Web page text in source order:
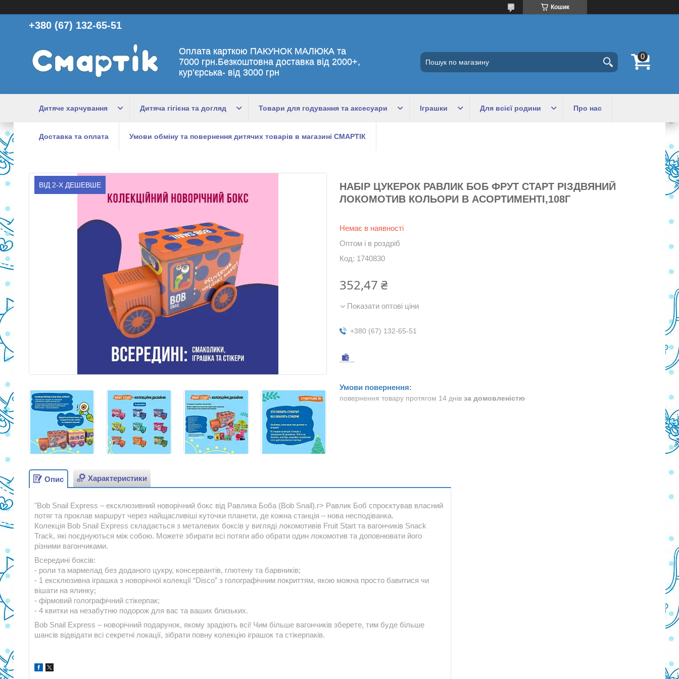
Кошик
+380 (67) 132-65-51
Оплата карткою ПАКУНОК МАЛЮКА та
7000 грн.Безкоштовна доставка від 2000+,
кур’єрська- від 3000 грн
Дитяче харчування Дитяча гігієна та догляд Товари для годування та аксесуари Іграшки Для всієї родини Про нас
Доставка та оплата Умови обміну та повернення дитячих товарів в магазині СМАРТІК
ВІД 2-Х ДЕШЕВШЕ
НАБІР ЦУКЕРОК РАВЛИК БОБ ФРУТ СТАРТ РІЗДВЯНИЙ
ЛОКОМОТИВ КОЛЬОРИ В АСОРТИМЕНТІ,108Г
Немає в наявності
Оптом і в роздріб
Код: 1740830
352,47 ₴
Показати оптові ціни
+380 (67) 132-65-51
повернення товару протягом 14 днів за домовленістю
Опис Характеристики
"Bob Snail Express – ексклюзивний новорічний бокс від Равлика Боба (Bob Snail).r> Равлик Боб спроєктував власний
потяг та проклав маршрут через найщасливіші куточки планети, де кожна станція – нова несподіванка.
Колекція Bob Snail Express складається з металевих боксів у вигляді локомотивів Fruit Start та вагончиків Snack
Track, які поєднуються між собою. Можете збирати всі потяги або обрати один локомотив та доповнювати його
різними вагончиками.
Всередині боксів:
- роли та мармелад без доданого цукру, консервантів, глютену та барвників;
- 1 ексклюзивна іграшка з новорічної колекції “Disco” з голографічним покриттям, якою можна просто бавитися чи
вішати на ялинку;
- фірмовий голографічний стікерпак;
- 4 квитки на незабутню подорож для вас та ваших близьких.
Bob Snail Express – новорічний подарунок, якому зрадіють всі! Чим більше вагончиків зберете, тим буде більше
шансів відвідати всі секретні локації, зібрати повну колекцію іграшок та стікерпаків.